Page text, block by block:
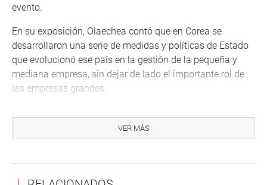
evento.
En su exposición, Olaechea contó que en Corea se
desarrollaron una serie de medidas y políticas de Estado
que evolucionó ese país en la gestión de la pequeña y
mediana empresa, sin dejar de lado el importante rol de
las empresas grandes.
cambiar y que los fondos de garantía empezaron a
funcionar en Corea del Sur, que le ha dado un nuevo
VER MÁS